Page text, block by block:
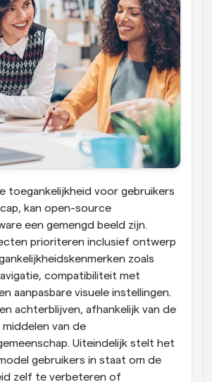
toegankelijkheid voor gebruikers
kan open-source
een gemengd beeld zijn.
prioriteren inclusief ontwerp
zoals
compatibiliteit met
aanpasbare visuele instellingen.
achterblijven, afhankelijk van de
van de
Uiteindelijk stelt het
gebruikers in staat om de
zelf te verbeteren of